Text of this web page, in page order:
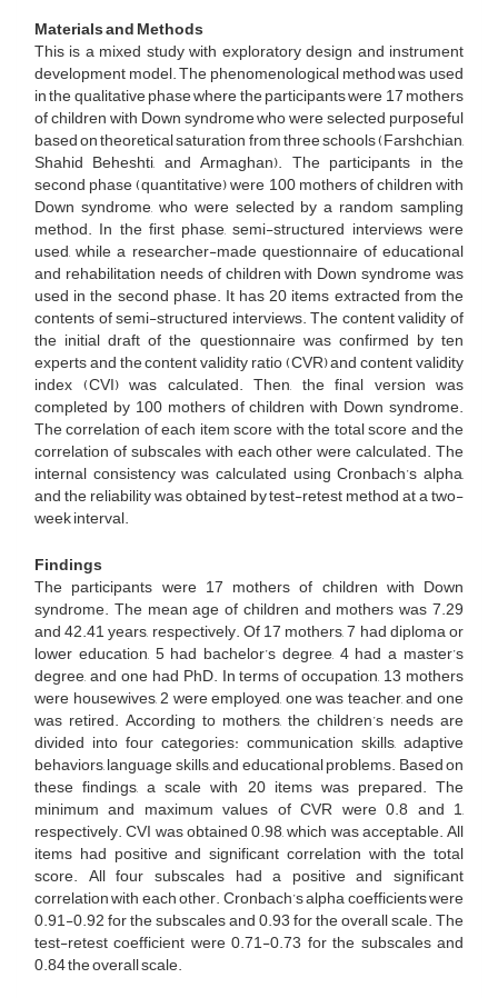
Materials and Methods
This is a mixed study with exploratory design and instrument
development model. The phenomenological method was used
in the qualitative phase where the participants were 17 mothers
of children with Down syndrome who were selected purposeful
based on theoretical saturation from three schools (Farshchian,
Shahid Beheshti, and Armaghan). The participants in the
second phase (quantitative) were 100 mothers of children with
Down syndrome, who were selected by a random sampling
method. In the first phase, semi-structured interviews were
used, while a researcher-made questionnaire of educational
and rehabilitation needs of children with Down syndrome was
used in the second phase. It has 20 items extracted from the
contents of semi-structured interviews. The content validity of
the initial draft of the questionnaire was confirmed by ten
experts and the content validity ratio (CVR) and content validity
index (CVI) was calculated. Then, the final version was
completed by 100 mothers of children with Down syndrome.
The correlation of each item score with the total score and the
correlation of subscales with each other were calculated. The
internal consistency was calculated using Cronbach’s alpha,
and the reliability was obtained by test-retest method at a two-
week interval.
Findings
The participants were 17 mothers of children with Down
syndrome. The mean age of children and mothers was 7.29
and 42.41 years, respectively. Of 17 mothers, 7 had diploma or
lower education, 5 had bachelor’s degree, 4 had a master’s
degree, and one had PhD. In terms of occupation, 13 mothers
were housewives, 2 were employed, one was teacher, and one
was retired. According to mothers, the children’s needs are
divided into four categories: communication skills, adaptive
behaviors, language skills, and educational problems. Based on
these findings, a scale with 20 items was prepared. The
minimum and maximum values of CVR were 0.8 and 1,
respectively. CVI was obtained 0.98, which was acceptable. All
items had positive and significant correlation with the total
score. All four subscales had a positive and significant
correlation with each other. Cronbach’s alpha coefficients were
0.91-0.92 for the subscales and 0.93 for the overall scale. The
test-retest coefficient were 0.71-0.73 for the subscales and
0.84 the overall scale.